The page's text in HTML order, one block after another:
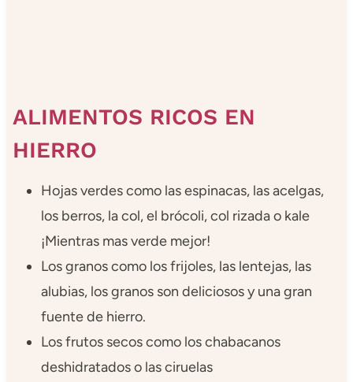
ALIMENTOS RICOS EN
HIERRO
Hojas verdes como las espinacas, las acelgas,
los berros, la col, el brócoli, col rizada o kale
¡Mientras mas verde mejor!
Los granos como los frijoles, las lentejas, las
alubias, los granos son deliciosos y una gran
fuente de hierro.
Los frutos secos como los chabacanos
deshidratados o las ciruelas